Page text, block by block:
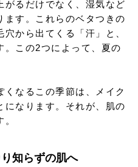
がるだけでなく、湿気など
ます。これらのベタつきの
から出てくる「汗」と、
。この2つによって、夏の
なるこの季節は、メイク
になります。それが、肌の
知らずの肌へ